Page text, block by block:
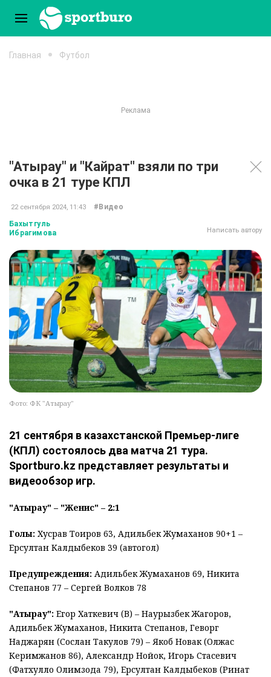
Главная Футбол
"Атырау" и "Кайрат" взяли по три
очка в 21 туре КПЛ
22 сентября 2024, 11:43
#Видео
Бахытгуль
Ибрагимова
Написать автору
Фото: ФК "Атырау"
21 сентября в казахстанской Премьер-лиге
(КПЛ) состоялось два матча 21 тура.
Sportburo.kz представляет результаты и
видеообзор игр.
"Атырау" – "Женис" – 2:1
Голы: Хусрав Тоиров 63, Адильбек Жумаханов 90+1 –
Ерсултан Калдыбеков 39 (автогол)
Предупреждения: Адильбек Жумаханов 69, Никита
Степанов 77 – Сергей Волков 78
"Атырау": Егор Хаткевич (В) – Наурызбек Жагоров,
Адильбек Жумаханов, Никита Степанов, Геворг
Наджарян (Сослан Такулов 79) – Якоб Новак (Олжас
Керимжанов 86), Александр Нойок, Игорь Стасевич
(Фатхулло Олимзода 79), Ерсултан Калдыбеков (Ринат